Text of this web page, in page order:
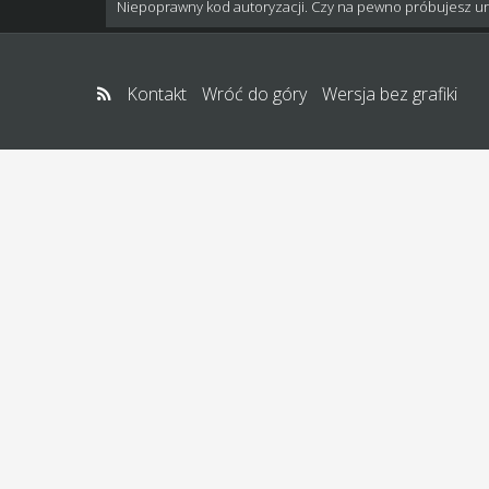
Niepoprawny kod autoryzacji. Czy na pewno próbujesz
Kontakt Wróć do góry Wersja bez grafiki